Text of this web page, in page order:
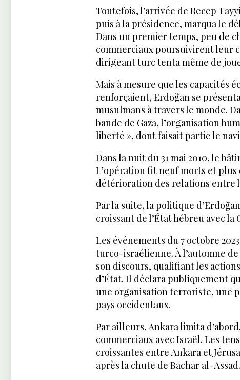
Toutefois, l’arrivée de Recep
puis à la présidence, marqua le
Dans un premier temps, peu de
commerciaux poursuivirent leur
dirigeant turc tenta même de
Mais à mesure que les capacités
renforçaient, Erdoğan se
musulmans à travers le monde.
bande de Gaza, l’organisation
liberté », dont faisait partie le
Dans la nuit du 31 mai 2010, le
L’opération fit neuf morts et
détérioration des relations entre
Par la suite, la politique
croissant de l’État hébreu avec la
Les événements du 7 octobre
turco-israélienne. À l’automne
son discours, qualifiant les
d’État. Il déclara publiquement
une organisation terroriste, une
pays occidentaux.
Par ailleurs, Ankara limita
commerciaux avec Israël. Les
croissantes entre Ankara et
après la chute de Bachar al-Assad.